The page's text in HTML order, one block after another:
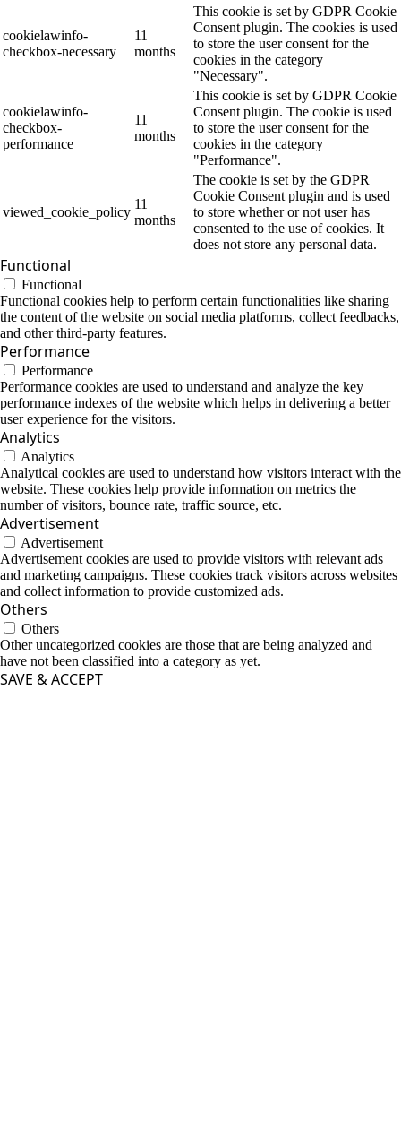
cookielawinfo-
checkbox-necessary
11
months
This cookie is set by GDPR Cookie
Consent plugin. The cookies is used
to store the user consent for the
cookies in the category
"Necessary".
cookielawinfo-
checkbox-
performance
11
months
This cookie is set by GDPR Cookie
Consent plugin. The cookie is used
to store the user consent for the
cookies in the category
"Performance".
viewed_cookie_policy
11
months
The cookie is set by the GDPR
Cookie Consent plugin and is used
to store whether or not user has
consented to the use of cookies. It
does not store any personal data.
Functional
Functional
Functional cookies help to perform certain functionalities like sharing
the content of the website on social media platforms, collect feedbacks,
and other third-party features.
Performance
Performance
Performance cookies are used to understand and analyze the key
performance indexes of the website which helps in delivering a better
user experience for the visitors.
Analytics
Analytics
Analytical cookies are used to understand how visitors interact with the
website. These cookies help provide information on metrics the
number of visitors, bounce rate, traffic source, etc.
Advertisement
Advertisement
Advertisement cookies are used to provide visitors with relevant ads
and marketing campaigns. These cookies track visitors across websites
and collect information to provide customized ads.
Others
Others
Other uncategorized cookies are those that are being analyzed and
have not been classified into a category as yet.
SAVE & ACCEPT